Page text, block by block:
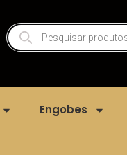
Engobes